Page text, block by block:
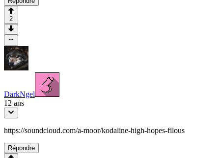
2
DarkNgel
12 ans
https://soundcloud.com/a-moor/kodaline-high-hopes-filous
Répondre